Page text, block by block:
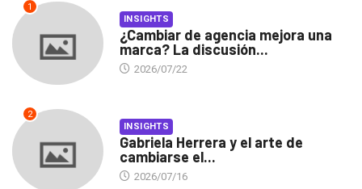
1
INSIGHTS
¿Cambiar de agencia mejora una
marca? La discusión...
2026/07/22
2
INSIGHTS
Gabriela Herrera y el arte de
cambiarse el...
2026/07/16